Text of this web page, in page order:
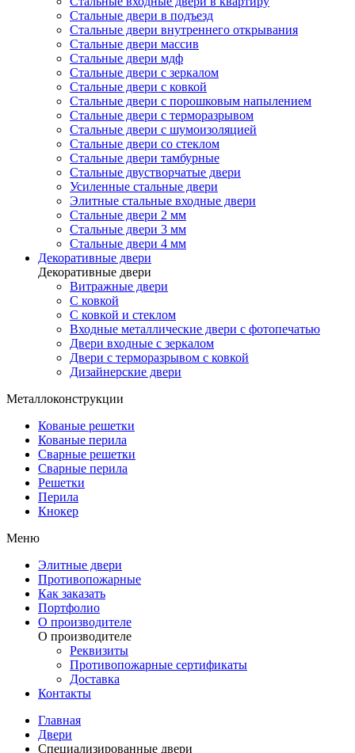
Стальные двери в подъезд
Стальные двери внутреннего открывания
Стальные двери массив
Стальные двери мдф
Стальные двери с зеркалом
Стальные двери с ковкой
Стальные двери с порошковым напылением
Стальные двери с терморазрывом
Стальные двери с шумоизоляцией
Стальные двери со стеклом
Стальные двери тамбурные
Стальные двустворчатые двери
Усиленные стальные двери
Элитные стальные входные двери
Стальные двери 2 мм
Стальные двери 3 мм
Стальные двери 4 мм
Декоративные двери
Декоративные двери
Витражные двери
С ковкой
С ковкой и стеклом
Входные металлические двери с фотопечатью
Двери входные с зеркалом
Двери с терморазрывом с ковкой
Дизайнерские двери
Металлоконструкции
Кованые решетки
Кованые перила
Сварные решетки
Сварные перила
Решетки
Перила
Кнокер
Меню
Элитные двери
Противопожарные
Как заказать
Портфолио
О производителе
О производителе
Реквизиты
Противопожарные сертификаты
Доставка
Контакты
Главная
Двери
Специализированные двери